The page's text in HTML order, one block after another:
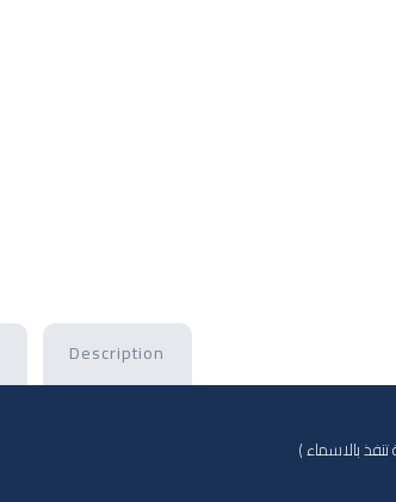
Description
بالاسماء )